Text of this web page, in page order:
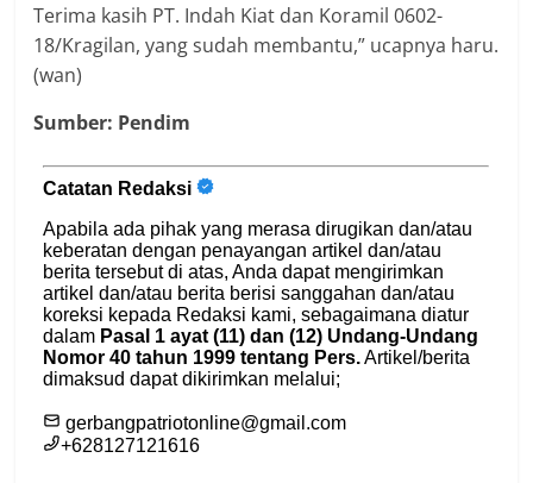
Terima kasih PT. Indah Kiat dan Koramil 0602-
18/Kragilan, yang sudah membantu,” ucapnya haru.
(wan)
Sumber: Pendim